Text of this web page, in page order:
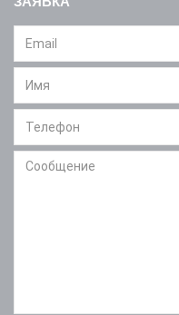
Message